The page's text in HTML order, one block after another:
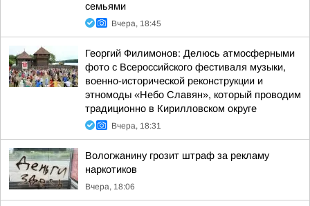
семьями
Вчера, 18:45
Георгий Филимонов: Делюсь атмосферными
фото с Всероссийского фестиваля музыки,
военно-исторической реконструкции и
этномоды «Небо Славян», который проводим
традиционно в Кирилловском округе
Вчера, 18:31
Вологжанину грозит штраф за рекламу
наркотиков
Вчера, 18:06